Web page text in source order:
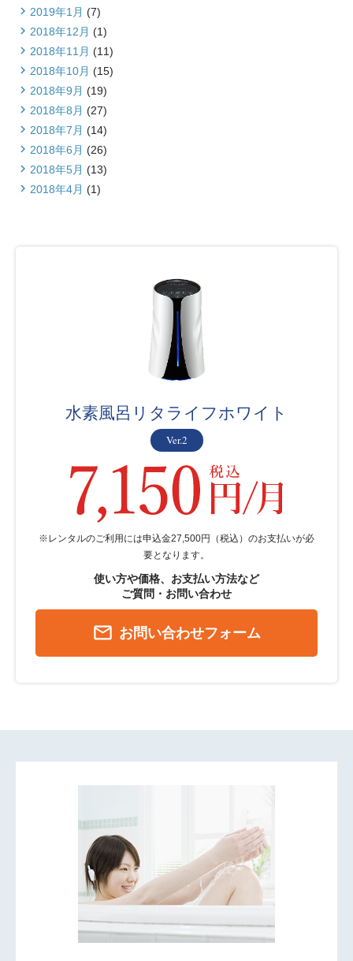
2019年1月 (7)
2018年12月 (1)
2018年11月 (11)
2018年10月 (15)
2018年9月 (19)
2018年8月 (27)
2018年7月 (14)
2018年6月 (26)
2018年5月 (13)
2018年4月 (1)
水素風呂リタライフホワイト
Ver.2
※レンタルのご利用には申込金27,500円（税込）のお支払いが必
要となります。
使い方や価格、お支払い方法など
ご質問・お問い合わせ
mail_outline お問い合わせフォーム